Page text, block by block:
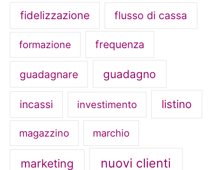
fidelizzazione flusso di cassa
formazione frequenza
guadagnare guadagno
incassi investimento listino
magazzino marchio
marketing nuovi clienti